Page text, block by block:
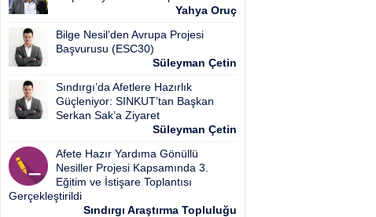
Yahya Oruç
Bilge Nesil’den Avrupa Projesi
Başvurusu (ESC30)
Süleyman Çetin
Sındırgı’da Afetlere Hazırlık
Güçleniyor: SINKUT’tan Başkan
Serkan Sak’a Ziyaret
Süleyman Çetin
Afete Hazır Yardıma Gönüllü
Nesiller Projesi Kapsamında 3.
Eğitim ve İstişare Toplantısı
Gerçekleştirildi
Sındırgı Araştırma Topluluğu